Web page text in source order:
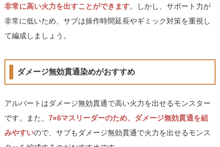
非常に高い火力を出すことができます。しかし、サポート力が
非常に低いため、サブは操作時間延長やギミック対策を重視し
て編成しましょう。
ダメージ無効貫通染めがおすすめ
アルバートはダメージ無効貫通で高い火力を出せるモンスター
です。また、7×6マスリーダーのため、ダメージ無効貫通を組
みやすいので、サブもダメージ無効貫通で火力を出せるモンス